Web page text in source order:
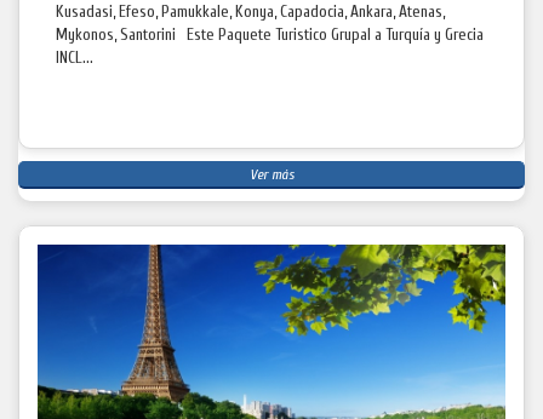
Kusadasi, Efeso, Pamukkale, Konya, Capadocia, Ankara, Atenas,
Mykonos, Santorini Este Paquete Turistico Grupal a Turquía y Grecia
INCL...
Ver más